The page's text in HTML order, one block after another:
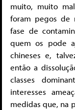
muito, muito
foram pegos de
fase de
quem os pode
chineses e,
então a
classes
interesses
medidas que, na